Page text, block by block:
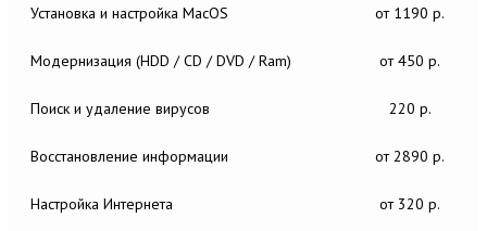
Установка и настройка MacОS от 1190 р.
Модернизация (HDD / CD / DVD / Ram) от 450 р.
Поиск и удаление вирусов 220 р.
Восстановление информации от 2890 р.
Настройка Интернета от 320 р.